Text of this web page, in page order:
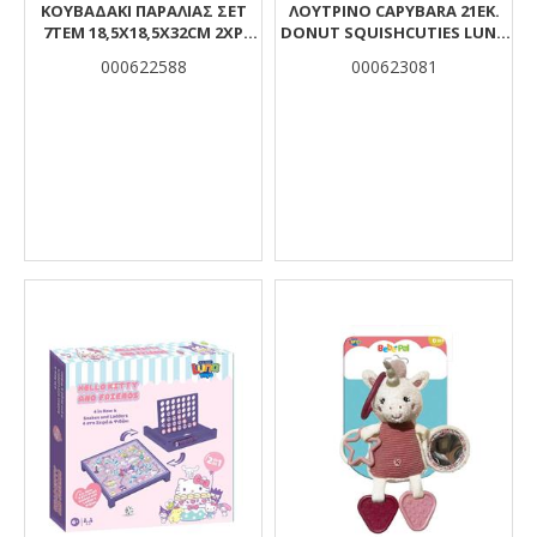
ΚΟΥΒΑΔΑΚΙ ΠΑΡΑΛΙΑΣ ΣΕΤ
7ΤΕΜ 18,5X18,5X32CM 2ΧΡ
000622588
ΛΟΎΤΡΙΝΟ CAPYBARA 21ΕΚ.
DONUT SQUISHCUTIES LUNA
000623081